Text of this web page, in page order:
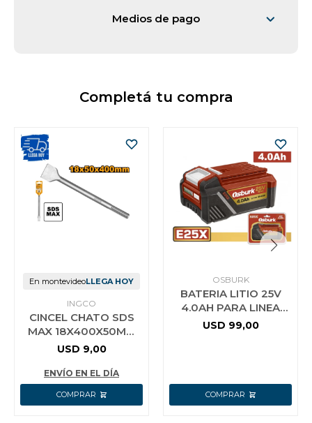
Medios de pago
Completá tu compra
En montevideoLLEGA HOY
INGCO
CINCEL CHATO SDS
MAX 18X400X50MM
INGCO DBC0224002
USD 9,00
ENVÍO EN EL DÍA
OSBURK
BATERIA LITIO 25V
4.0AH PARA LINEA
E25X USO INDUSTRIAL
USD 99,00